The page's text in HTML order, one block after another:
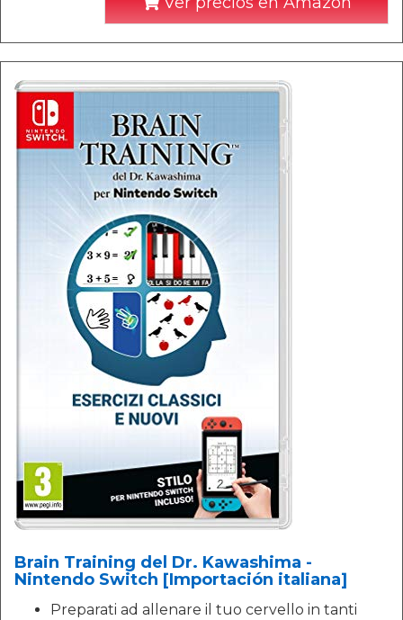
Brain Training del Dr. Kawashima -
Nintendo Switch [Importación italiana]
Preparati ad allenare il tuo cervello in tanti